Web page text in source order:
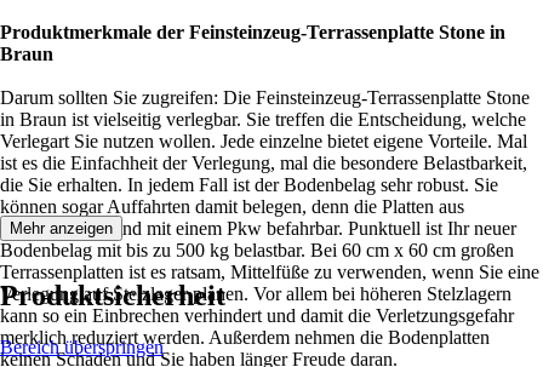
Produktmerkmale der Feinsteinzeug-Terrassenplatte Stone in
Braun
Darum sollten Sie zugreifen: Die Feinsteinzeug-Terrassenplatte Stone
in Braun ist vielseitig verlegbar. Sie treffen die Entscheidung, welche
Verlegart Sie nutzen wollen. Jede einzelne bietet eigene Vorteile. Mal
ist es die Einfachheit der Verlegung, mal die besondere Belastbarkeit,
die Sie erhalten. In jedem Fall ist der Bodenbelag sehr robust. Sie
können sogar Auffahrten damit belegen, denn die Platten aus
Feinsteinzeug sind mit einem Pkw befahrbar. Punktuell ist Ihr neuer
Bodenbelag mit bis zu 500 kg belastbar. Bei 60 cm x 60 cm großen
Terrassenplatten ist es ratsam, Mittelfüße zu verwenden, wenn Sie eine
Verlegung auf Stelzlager planen. Vor allem bei höheren Stelzlagern
kann so ein Einbrechen verhindert und damit die Verletzungsgefahr
merklich reduziert werden. Außerdem nehmen die Bodenplatten
keinen Schaden und Sie haben länger Freude daran.
Mehr anzeigen
Produktsicherheit
Bereich überspringen